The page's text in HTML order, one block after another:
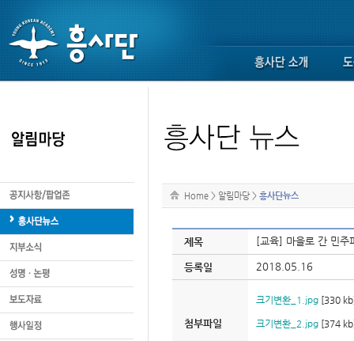
Home > 알림마당 > 흥사단뉴스
제목 [교육] 마을로 간 민주
등록일 2018.05.16
첨부파일
크기변환_1.jpg[330
크기변환_2.jpg[374